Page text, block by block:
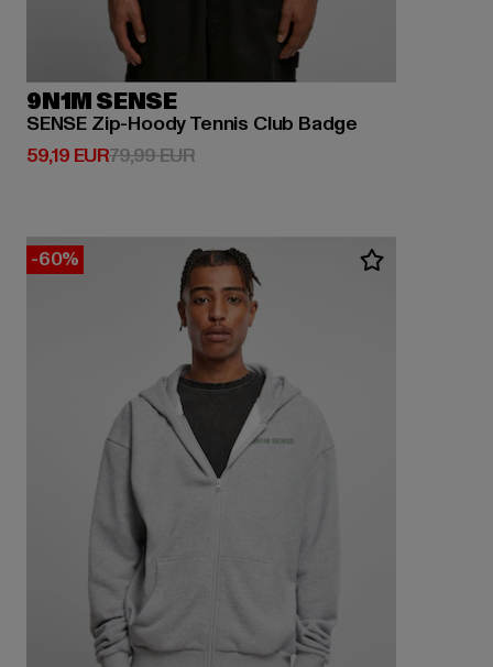
9N1M SENSE
SENSE Zip-Hoody Tennis Club Badge
59,19 EUR
Derzeitiger Preis: 59,19 EUR
79,99 EURAktionspreis: 79,99 EUR
-60%